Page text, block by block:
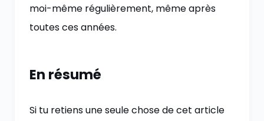
moi-même régulièrement, même après
toutes ces années.
En résumé
Si tu retiens une seule chose de cet article